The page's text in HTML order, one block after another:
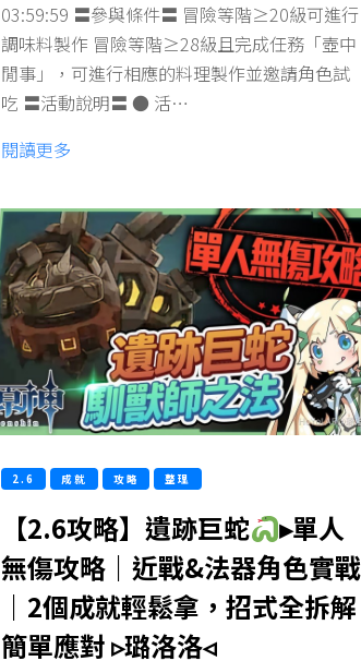
03:59:59 〓參與條件〓 冒險等階≥20級可進行
調味料製作 冒險等階≥28級且完成任務「壺中
閒事」，可進行相應的料理製作並邀請角色試
吃 〓活動說明〓 ● 活…
閱讀更多
2.6 成就 攻略 整理
【2.6攻略】遺跡巨蛇
▸單人
無傷攻略｜近戰&法器角色實戰
｜2個成就輕鬆拿，招式全拆解
簡單應對 ▹璐洛洛◃